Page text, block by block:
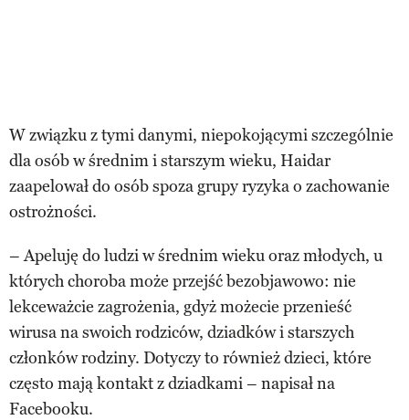
W związku z tymi danymi, niepokojącymi szczególnie
dla osób w średnim i starszym wieku, Haidar
zaapelował do osób spoza grupy ryzyka o zachowanie
ostrożności.
– Apeluję do ludzi w średnim wieku oraz młodych, u
których choroba może przejść bezobjawowo: nie
lekceważcie zagrożenia, gdyż możecie przenieść
wirusa na swoich rodziców, dziadków i starszych
członków rodziny. Dotyczy to również dzieci, które
często mają kontakt z dziadkami – napisał na
Facebooku.